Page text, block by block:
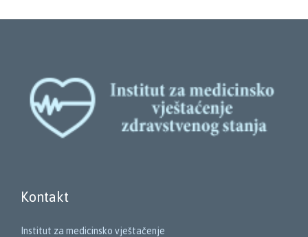
Kontakt
Institut za medicinsko vještačenje